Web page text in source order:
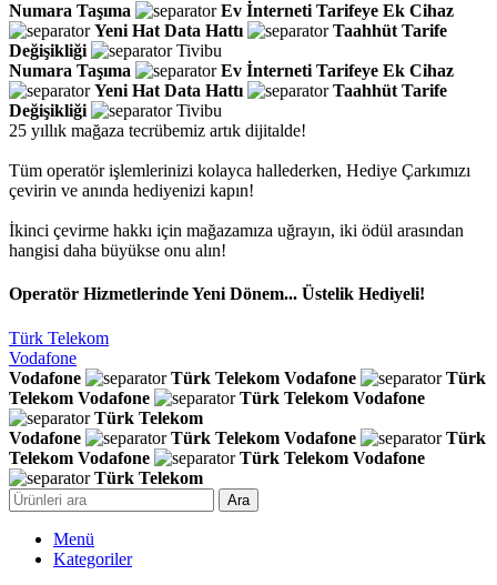
Numara Taşıma Ev İnterneti Tarifeye Ek Cihaz
Yeni Hat Data Hattı Taahhüt Tarife
Değişikliği
Tivibu
Numara Taşıma
Ev İnterneti Tarifeye Ek Cihaz
Yeni Hat Data Hattı Taahhüt Tarife
Değişikliği
Tivibu
25 yıllık mağaza tecrübemiz artık dijitalde!
Tüm operatör işlemlerinizi kolayca hallederken, Hediye Çarkımızı
çevirin ve anında hediyenizi kapın!
İkinci çevirme hakkı için mağazamıza uğrayın, iki ödül arasından
hangisi daha büyükse onu alın!
Operatör Hizmetlerinde Yeni Dönem... Üstelik Hediyeli!
Türk Telekom
Vodafone
Vodafone
Türk Telekom Vodafone
Türk
Telekom Vodafone Türk Telekom Vodafone
Türk Telekom
Vodafone
Türk Telekom Vodafone
Türk
Telekom Vodafone Türk Telekom Vodafone
Türk Telekom
Ara
Menü
Kategoriler